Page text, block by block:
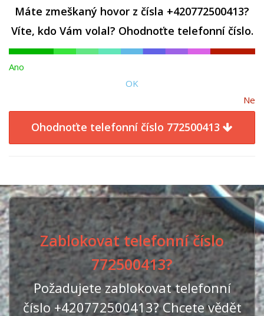
Máte zmeškaný hovor z čísla +420772500413?
Víte, kdo Vám volal? Ohodnoťte telefonní číslo.
Ano
OK
Ne
Ohodnoťte telefonní číslo 772500413
Zablokovat telefonní číslo
772500413?
Požadujete zablokovat telefonní
číslo +420772500413? Chcete vědět